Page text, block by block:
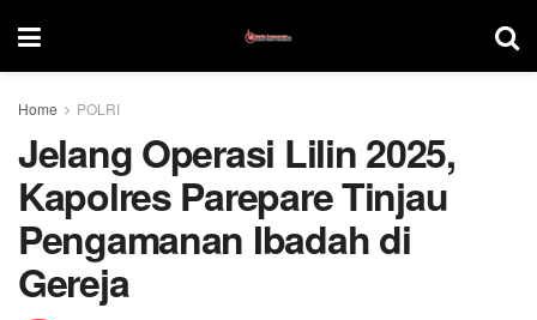
Home POLRI
Jelang Operasi Lilin 2025,
Kapolres Parepare Tinjau
Pengamanan Ibadah di
Gereja